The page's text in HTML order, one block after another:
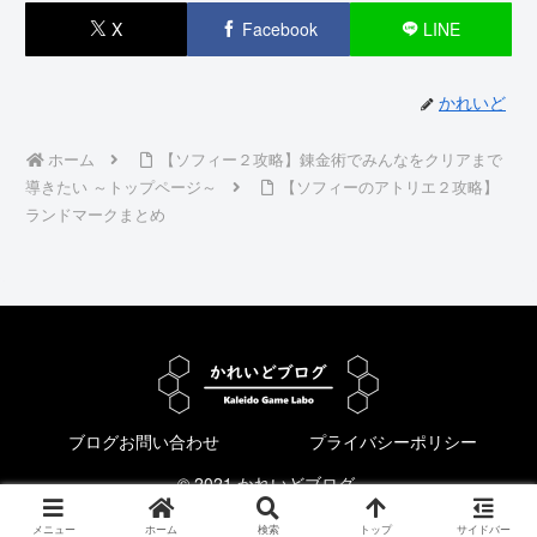
X Facebook LINE
かれいど
ホーム
【ソフィー２攻略】錬金術でみんなをクリアまで
導きたい ～トップページ～
【ソフィーのアトリエ２攻略】
ランドマークまとめ
ブログお問い合わせ
プライバシーポリシー
© 2021 かれいどブログ.
メニュー ホーム 検索 トップ サイドバー